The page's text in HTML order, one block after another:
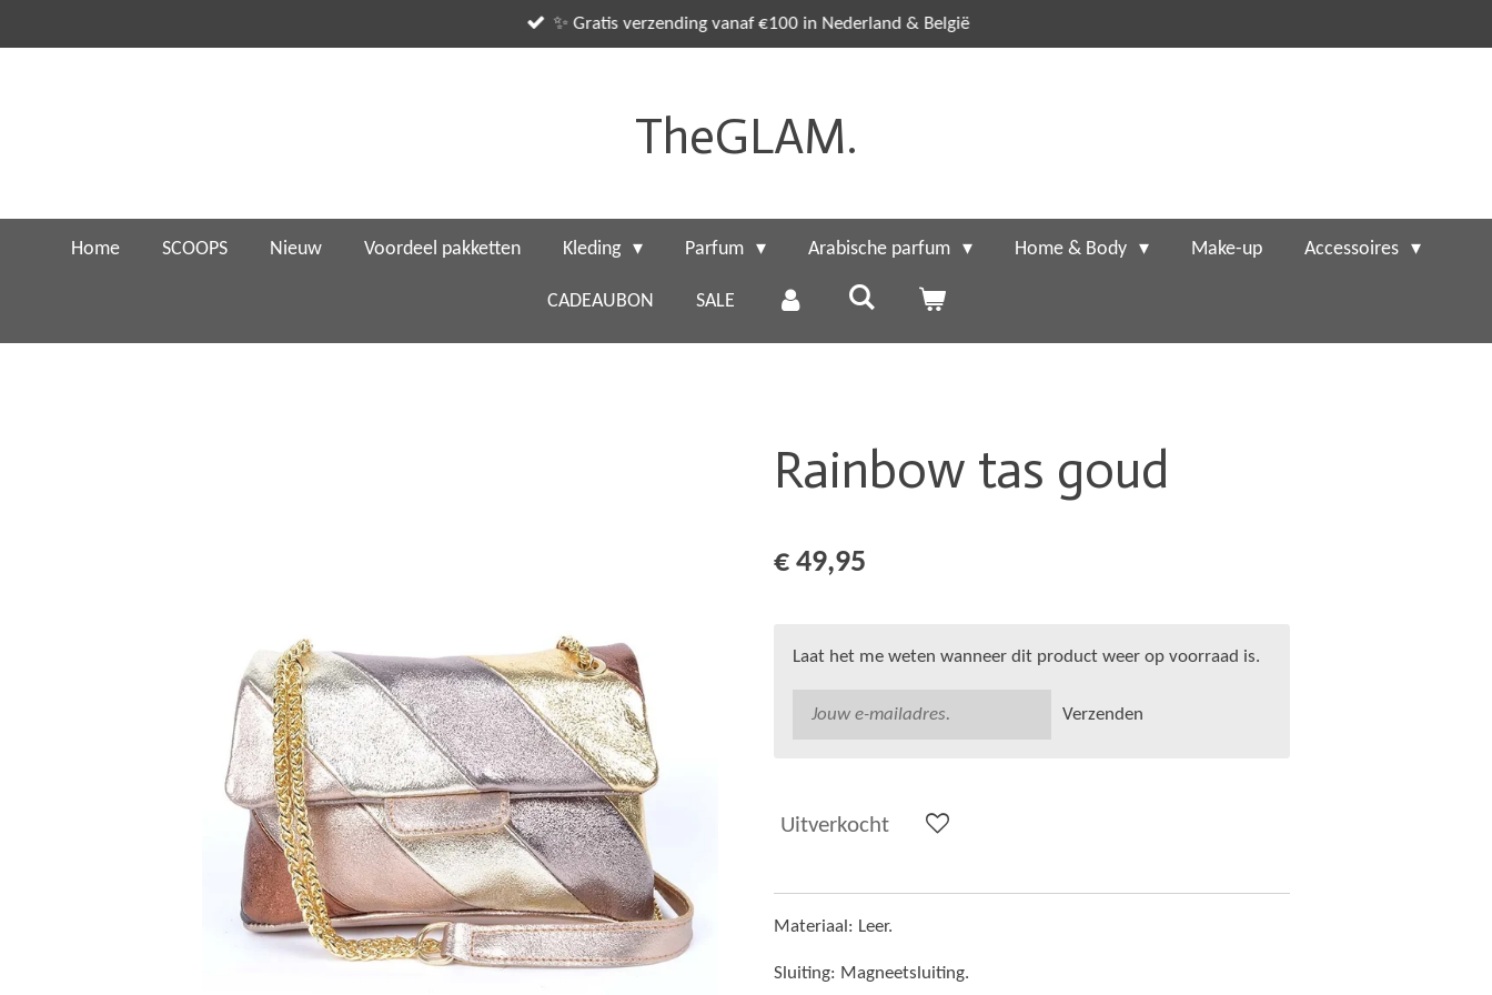
direct
✨ Gratis verzending vanaf €100 in Nederland & België
TheGLAM.
Home SCOOPS Nieuw Voordeel pakketten Kleding Parfum Arabische parfum Home & Body Make-up Accessoires
CADEAUBON SALE
Rainbow tas goud
€ 49,95
Laat het me weten wanneer dit product weer op voorraad is.
Verzenden
Uitverkocht
Materiaal: Leer.
Sluiting: Magneetsluiting.